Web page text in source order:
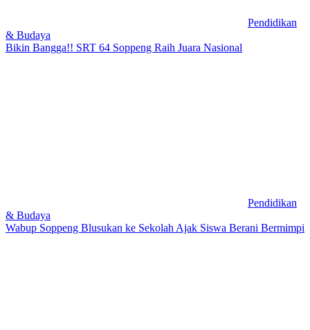
Pendidikan
& Budaya
Bikin Bangga!! SRT 64 Soppeng Raih Juara Nasional
Pendidikan
& Budaya
Wabup Soppeng Blusukan ke Sekolah Ajak Siswa Berani Bermimpi